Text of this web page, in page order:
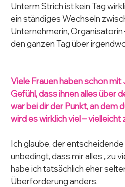
Unterm Strich ist kein Tag
ein ständiges Wechseln
Unternehmerin, Organisatorin
den ganzen Tag über irgendwo
Viele Frauen haben schon mit
Gefühl, dass ihnen alles über
war bei dir der Punkt, an dem
wird es wirklich viel – vielleicht
Ich glaube, der
unbedingt, dass mir alles „zu
habe ich tatsächlich eher
Überforderung anders.